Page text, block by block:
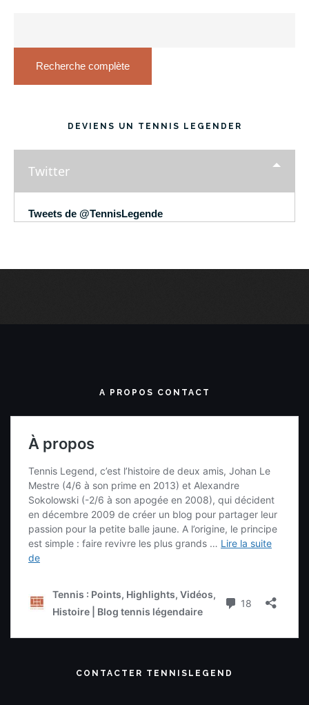
Recherche complète
DEVIENS UN TENNIS LEGENDER
Twitter
Tweets de @TennisLegende
A PROPOS CONTACT
CONTACTER TENNISLEGEND